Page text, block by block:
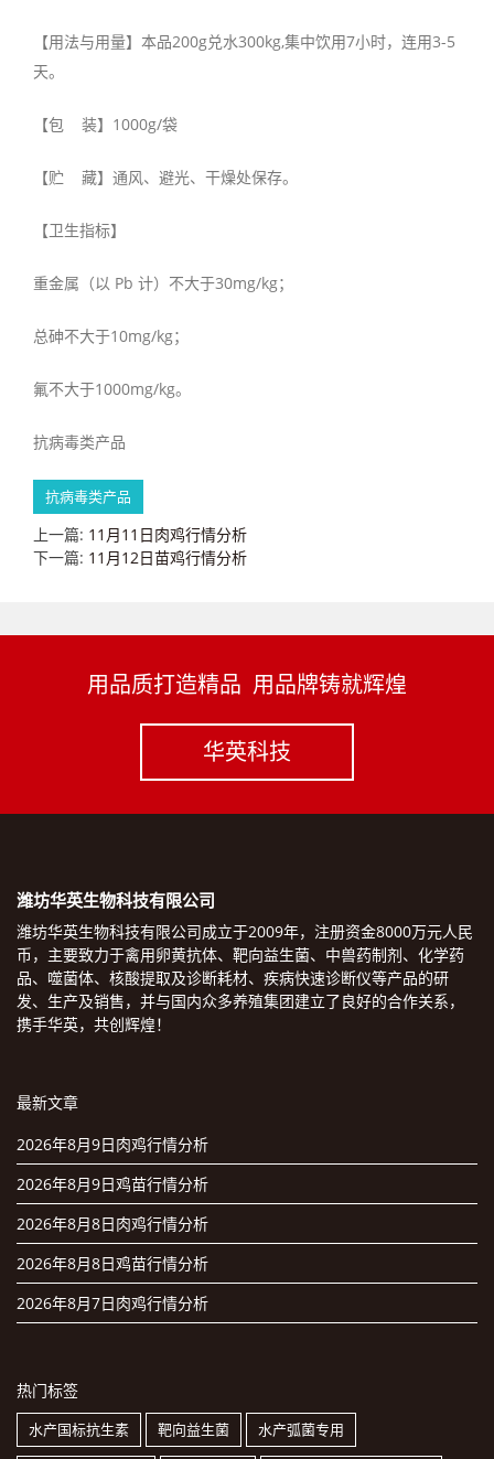
【用法与用量】本品200g兑水300kg,集中饮用7小时，连用3-5
天。
【包 装】1000g/袋
【贮 藏】通风、避光、干燥处保存。
【卫生指标】
重金属（以 Pb 计）不大于30mg/kg；
总砷不大于10mg/kg；
氟不大于1000mg/kg。
抗病毒类产品
抗病毒类产品
上一篇: 11月11日肉鸡行情分析
下一篇: 11月12日苗鸡行情分析
用品质打造精品 用品牌铸就辉煌
华英科技
潍坊华英生物科技有限公司
潍坊华英生物科技有限公司成立于2009年，注册资金8000万元人民
币，主要致力于禽用卵黄抗体、靶向益生菌、中兽药制剂、化学药
品、噬菌体、核酸提取及诊断耗材、疾病快速诊断仪等产品的研
发、生产及销售，并与国内众多养殖集团建立了良好的合作关系，
携手华英，共创辉煌！
最新文章
2026年8月9日肉鸡行情分析
2026年8月9日鸡苗行情分析
2026年8月8日肉鸡行情分析
2026年8月8日鸡苗行情分析
2026年8月7日肉鸡行情分析
热门标签
水产国标抗生素 靶向益生菌 水产弧菌专用